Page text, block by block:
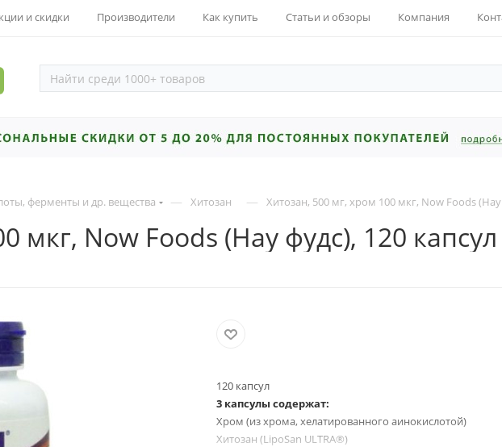
и скидки Производители Как купить Статьи и обзоры Компания
ферменты и др. вещества — Хитозан — Хитозан, 500 мг, хром 100 мкг, Now Foods (Нау
мкг, Now Foods (Нау фудс), 120 капсул
120 капсул
3 капсулы содержат:
Хром (из хрома, хелатированного аинокислотой)
Хитозан (LipoSan ULTRA®)